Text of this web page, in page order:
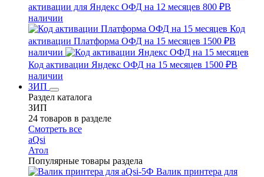
активации для Яндекс ОФД на 12 месяцев 800 ₽В
наличии
Код
активации Платформа ОФД на 15 месяцев 1500 ₽В
наличии
Код активации Яндекс ОФД на 15 месяцев 1500 ₽В
наличии
ЗИП
Раздел каталога
ЗИП
24 товаров в разделе
Смотреть все
aQsi
Атол
Популярные товары раздела
Валик принтера для